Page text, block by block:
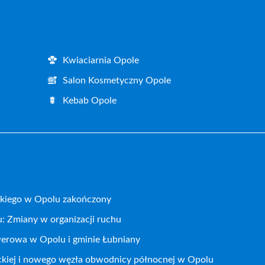
Kwiaciarnia Opole
Salon Kosmetyczny Opole
Kebab Opole
w Opolu zakończony
Zmiany w organizacji ruchu
w Opolu i gminie Łubniany
i nowego węzła obwodnicy północnej w Opolu